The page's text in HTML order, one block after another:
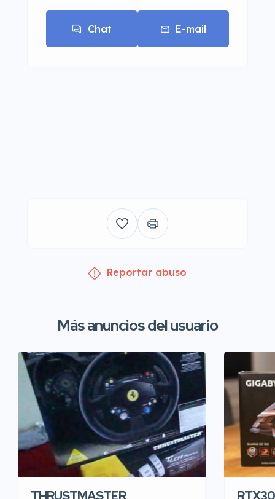
Chat E-mail
Reportar abuso
Más anuncios del usuario